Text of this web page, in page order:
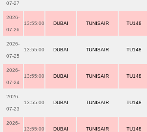
07-27
2026-
07-26
13:55:00 DUBAI TUNISAIR TU148
2026-
07-25
13:55:00 DUBAI TUNISAIR TU148
2026-
07-24
13:55:00 DUBAI TUNISAIR TU148
2026-
07-23
13:55:00 DUBAI TUNISAIR TU148
2026-
13:55:00 DUBAI TUNISAIR TU148